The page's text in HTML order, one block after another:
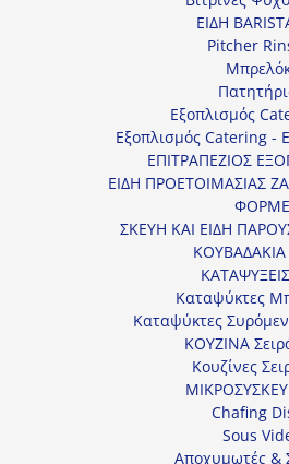
ΕΙΔΗ
Pitcher
Εξοπλισμός
Εξοπλισμός Catering -
ΕΠΙΤΡΑΠΕΖΙΟΣ
ΕΙΔΗ ΠΡΟΕΤΟΙΜΑΣΙΑΣ
ΣΚΕΥΗ ΚΑΙ ΕΙΔΗ
ΚΑΤΑΨΥΞΕΙΣ
Καταψύκτες
Καταψύκτες
ΚΟΥΖΙΝΑ
Κουζίνες
Chafing
Sous
Αποχυμωτές &